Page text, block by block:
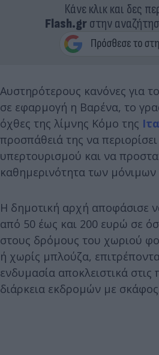
Κάνε κλικ και δες
Flash.grστην
Αυστηρότερους κανόνες για
σε εφαρμογή η Βαρένα, το
όχθες της λίμνης Κόμο της
προσπάθειά της να
υπερτουρισμού και να
καθημερινότητα των μόνιμων
Η δημοτική αρχή αποφάσισε
από 50 έως και 200 ευρώ σε
στους δρόμους του χωριού
ή χωρίς μπλούζα,
ενδυμασία αποκλειστικά στις
διάρκεια εκδρομών με